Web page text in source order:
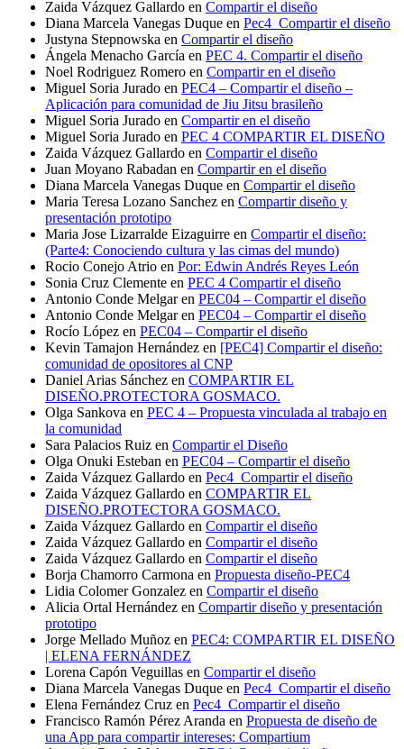
Zaida Vázquez Gallardo en Compartir el diseño
Diana Marcela Vanegas Duque en Pec4_Compartir el diseño
Justyna Stepnowska en Compartir el diseño
Ángela Menacho García en PEC 4. Compartir el diseño
Noel Rodriguez Romero en Compartir en el diseño
Miguel Soria Jurado en PEC4 – Compartir el diseño –
Aplicación para comunidad de Jiu Jitsu brasileño
Miguel Soria Jurado en Compartir en el diseño
Miguel Soria Jurado en PEC 4 COMPARTIR EL DISEÑO
Zaida Vázquez Gallardo en Compartir el diseño
Juan Moyano Rabadan en Compartir en el diseño
Diana Marcela Vanegas Duque en Compartir el diseño
Maria Teresa Lozano Sanchez en Compartir diseño y
presentación prototipo
Maria Jose Lizarralde Eizaguirre en Compartir el diseño:
(Parte4: Conociendo cultura y las cimas del mundo)
Rocio Conejo Atrio en Por: Edwin Andrés Reyes León
Sonia Cruz Clemente en PEC 4 Compartir el diseño
Antonio Conde Melgaren PEC04 – Compartir el diseño
Antonio Conde Melgaren PEC04 – Compartir el diseño
Rocío López en PEC04 – Compartir el diseño
Kevin Tamajon Hernández en [PEC4] Compartir el diseño:
comunidad de opositores al CNP
Daniel Arias Sánchez en COMPARTIR EL
DISEÑO.PROTECTORA GOSMACO.
Olga Sankova en PEC 4 – Propuesta vinculada al trabajo en
la comunidad
Sara Palacios Ruiz en Compartir el Diseño
Olga Onuki Esteban en PEC04 – Compartir el diseño
Zaida Vázquez Gallardo en Pec4_Compartir el diseño
Zaida Vázquez Gallardo en COMPARTIR EL
DISEÑO.PROTECTORA GOSMACO.
Zaida Vázquez Gallardo en Compartir el diseño
Zaida Vázquez Gallardo en Compartir el diseño
Zaida Vázquez Gallardo en Compartir el diseño
Borja Chamorro Carmona en Propuesta diseño-PEC4
Lidia Colomer Gonzalez en Compartir el diseño
Alicia Ortal Hernández en Compartir diseño y presentación
prototipo
Jorge Mellado Muñoz en PEC4: COMPARTIR EL DISEÑO
| ELENA FERNÁNDEZ
Lorena Capón Veguillas en Compartir el diseño
Diana Marcela Vanegas Duque en Pec4_Compartir el diseño
Elena Fernández Cruz en Pec4_Compartir el diseño
Francisco Ramón Pérez Aranda en Propuesta de diseño de
una App para compartir intereses: Compartium